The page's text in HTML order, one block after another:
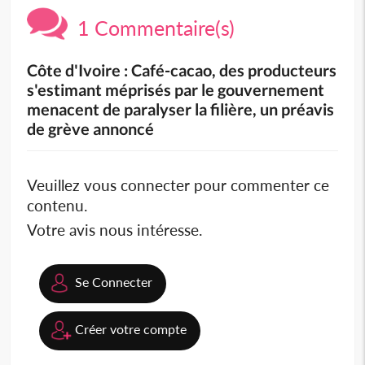
1 Commentaire(s)
Côte d'Ivoire : Café-cacao, des producteurs
s'estimant méprisés par le gouvernement
menacent de paralyser la filière, un préavis
de grève annoncé
Veuillez vous connecter pour commenter ce
contenu.
Votre avis nous intéresse.
Se Connecter
Créer votre compte